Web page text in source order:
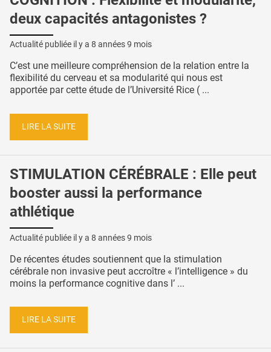
deux capacités antagonistes ?
Actualité publiée il y a 8 années 9 mois
C’est une meilleure compréhension de la relation entre la
flexibilité du cerveau et sa modularité qui nous est
apportée par cette étude de l’Université Rice ( ...
LIRE LA SUITE
STIMULATION CÉRÉBRALE : Elle peut
booster aussi la performance
athlétique
Actualité publiée il y a 8 années 9 mois
De récentes études soutiennent que la stimulation
cérébrale non invasive peut accroître « l’intelligence » du
moins la performance cognitive dans l’ ...
LIRE LA SUITE